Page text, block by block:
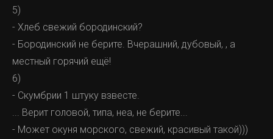
5)
- Хлеб свежий бородинский?
- Бородинский не берите. Вчерашний, дубовый, , а
местный горячий ещё!
6)
- Скумбрии 1 штуку взвесте.
... Верит головой, типа, неа, не берите...
- Может окуня морского, свежий, красивый такой)))